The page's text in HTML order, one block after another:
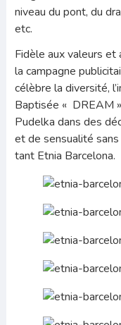
niveau du pont, du
etc.
Fidèle aux valeurs et
la campagne
célèbre la diversité,
Baptisée « DREAM
Pudelka dans des
et de sensualité
tant Etnia Barcelona.